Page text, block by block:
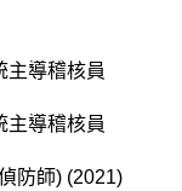
主導稽核員
主導稽核員
防師) (2021)